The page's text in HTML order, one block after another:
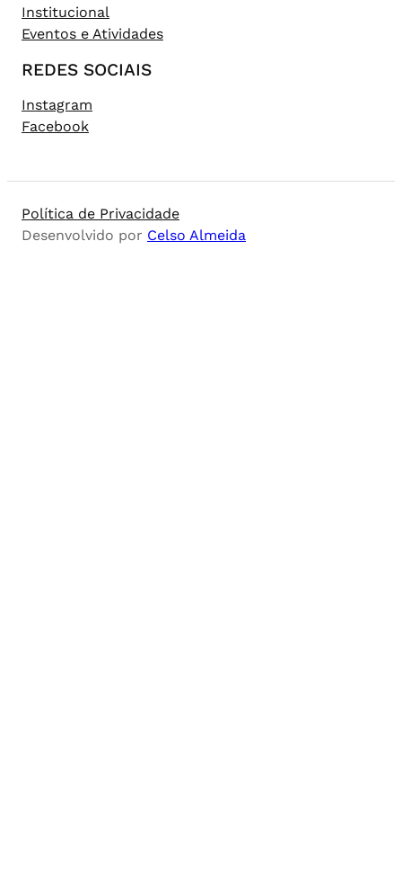
Institucional
Eventos e Atividades
REDES SOCIAIS
Instagram
Facebook
Política de Privacidade
Desenvolvido por Celso Almeida